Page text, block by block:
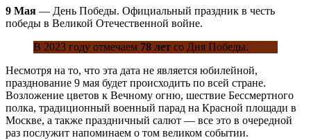
9 Мая — День Победы. Официальный праздник в честь
победы в Великой Отечественной войне.
В 2023 году отмечаем 78 лет со Дня Победы.
Несмотря на то, что эта дата не является юбилейной,
празднование 9 мая будет происходить по всей стране.
Возложение цветов к Вечному огню, шествие Бессмертного
полка, традиционный военный парад на Красной площади в
Москве, а также праздничный салют — все это в очередной
раз послужит напоминаем о том великом событии.